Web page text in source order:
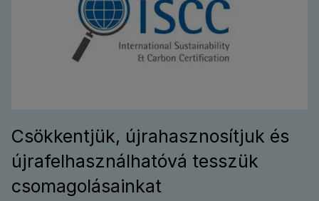
Csökkentjük, újrahasznosítjuk és
újrafelhasználhatóvá tesszük
csomagolásainkat